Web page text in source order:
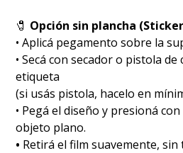
🧷 Opción sin plancha
• Aplicá pegamento sobre la
• Secá con secador o pistola
etiqueta
(si usás pistola, hacelo en
• Pegá el diseño y presioná
objeto plano.
• Retirá el film suavemente, sin